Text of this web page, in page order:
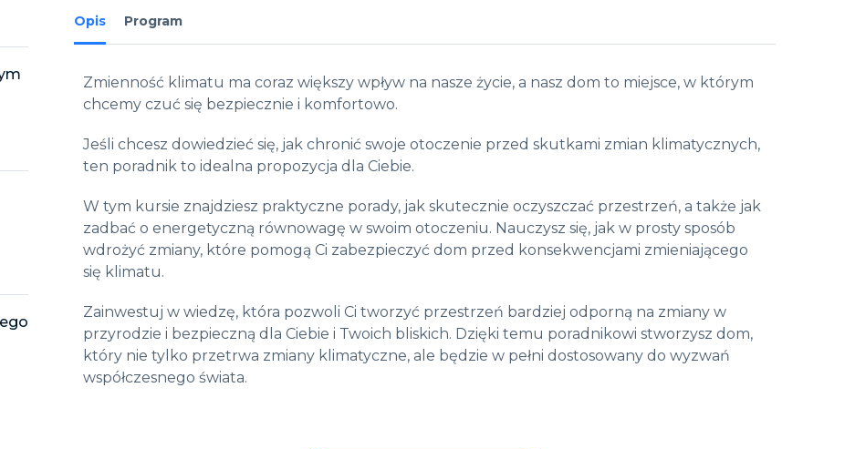
Opis Program
Zmienność klimatu ma coraz większy wpływ na nasze życie, a nasz dom to miejsce, w którym
chcemy czuć się bezpiecznie i komfortowo.
Jeśli chcesz dowiedzieć się, jak chronić swoje otoczenie przed skutkami zmian klimatycznych,
ten poradnik to idealna propozycja dla Ciebie.
W tym kursie znajdziesz praktyczne porady, jak skutecznie oczyszczać przestrzeń, a także jak
zadbać o energetyczną równowagę w swoim otoczeniu. Nauczysz się, jak w prosty sposób
wdrożyć zmiany, które pomogą Ci zabezpieczyć dom przed konsekwencjami zmieniającego
się klimatu.
Zainwestuj w wiedzę, która pozwoli Ci tworzyć przestrzeń bardziej odporną na zmiany w
przyrodzie i bezpieczną dla Ciebie i Twoich bliskich. Dzięki temu poradnikowi stworzysz dom,
który nie tylko przetrwa zmiany klimatyczne, ale będzie w pełni dostosowany do wyzwań
współczesnego świata.